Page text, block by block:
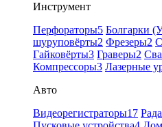
Инструмент
Перфораторы5 Болгарки
шуруповёрты2 Фрезеры2
Гайковёрты3 Граверы2
Компрессоры3 Лазерные
Авто
Видеорегистраторы17